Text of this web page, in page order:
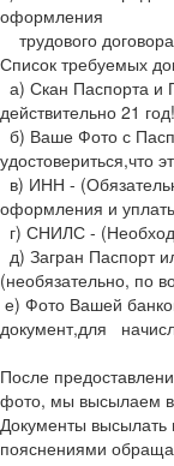
оформления
трудового
Список требуемых
а) Скан Паспорта и
действительно 21
б) Ваше Фото с
в) ИНН -
оформления и
г) СНИЛС -
д) Загран Паспорт
(необязательно, по
е) Фото Вашей
документ,для
После
фото, мы высылаем
Документы высылать
пояснениями